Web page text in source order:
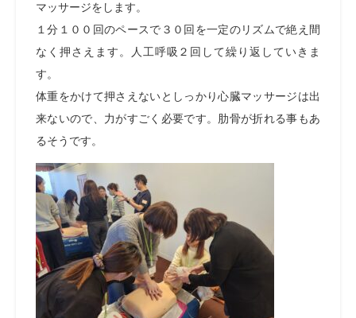
マッサージをします。
１分１００回のペースで３０回を一定のリズムで絶え間
なく押さえます。人工呼吸２回して繰り返していきま
す。
体重をかけて押さえないとしっかり心臓マッサージは出
来ないので、力がすごく必要です。肋骨が折れる事もあ
るそうです。